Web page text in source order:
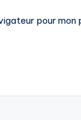
pour mon